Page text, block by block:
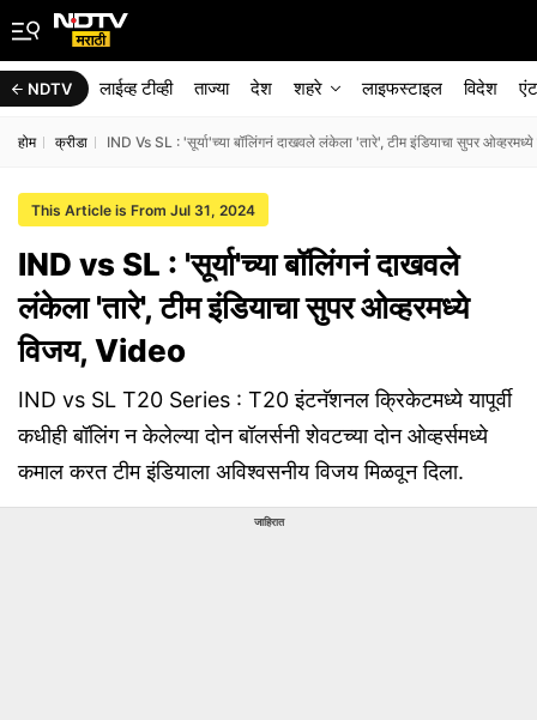
NDTV लाईव्ह टीव्ही ताज्या देश शहरे लाइफस्टाइल विदेश
होम क्रीडा IND Vs SL : 'सूर्या'च्या बॉलिंगनं दाखवले लंकेला 'तारे', टीम इंडियाचा सुपर
This Article is From Jul 31, 2024
IND vs SL : 'सूर्या'च्या बॉलिंगनं दाखवले
लंकेला 'तारे', टीम इंडियाचा सुपर ओव्हरमध्ये
विजय, Video
IND vs SL T20 Series : T20 इंटनॅशनल क्रिकेटमध्ये यापूर्वी
कधीही बॉलिंग न केलेल्या दोन बॉलर्सनी शेवटच्या दोन ओव्हर्समध्ये
कमाल करत टीम इंडियाला अविश्वसनीय विजय मिळवून दिला.
जाहिरात